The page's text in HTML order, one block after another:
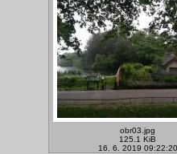
obr03.jpg
125.1 KiB
16. 6. 2019 09:22:20